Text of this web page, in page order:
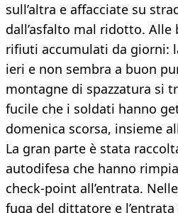
sull’altra e affacciate su
dall’asfalto mal ridotto.
rifiuti accumulati da giorni:
ieri e non sembra a buon
montagne di spazzatura si
fucile che i soldati hanno
domenica scorsa, insieme
La gran parte è stata
autodifesa che hanno
check-point all’entrata.
fuga del dittatore e